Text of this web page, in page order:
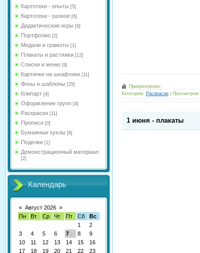
Картотеки - опыты [5]
Картотеки - разное [6]
Дидактические игры [6]
Портфолио [2]
Медали и грамоты [1]
Плакаты и растяжки [12]
Списки и меню [9]
Картинки на шкафчики [11]
Фоны и шаблоны [25]
Клипарт [4]
Оформление групп [4]
Раскраски [11]
Прописи [0]
Бумажные куклы [6]
Поделки [1]
Демонстрационный материал
[2]
Календарь
« Август 2026 »
Пн
Вт Ср Чт Пт Сб
Вс
1
2
3
4 5 6 7 8
9
10
11 12 13 14 15
16
17
18 19 20 21 22
23
Прикрепления:
Категория: Раскраски Просмотров:
1 июня - плакаты